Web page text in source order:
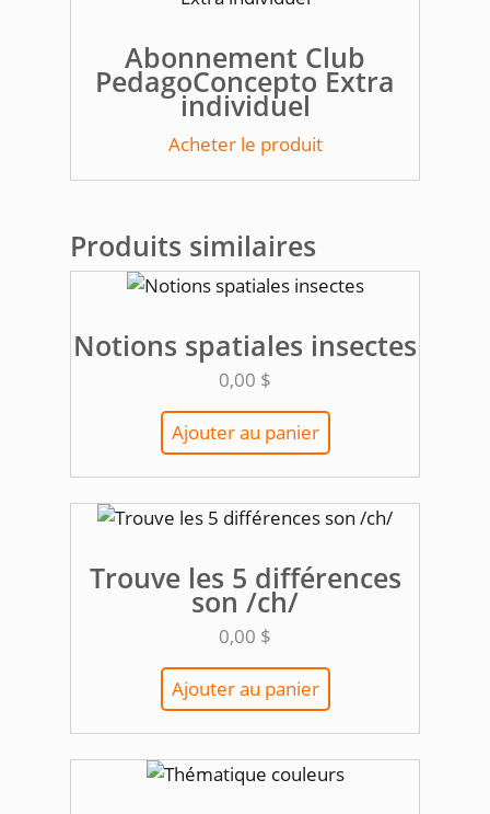
Abonnement Club
PedagoConcepto Extra
individuel
Acheter le produit
Produits similaires
Notions spatiales insectes
0,00 $
Ajouter au panier
Trouve les 5 différences
son /ch/
0,00 $
Ajouter au panier